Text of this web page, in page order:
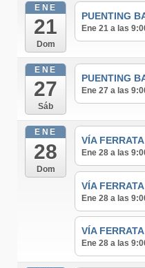
EQUIPO
CONTACTO
ENE
21
Dom
PUENTING
Ene 21 a las
ENE
27
Sáb
PUENTING
Ene 27 a las
ENE
28
Dom
VÍA
Ene 28 a las
VÍA
Ene 28 a las
VÍA
Ene 28 a las